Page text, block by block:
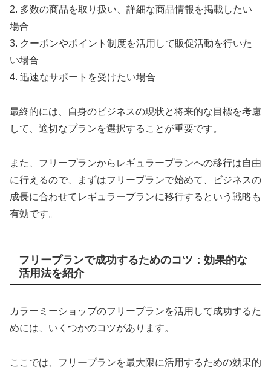
2. 多数の商品を取り扱い、詳細な商品情報を掲載したい
場合
3. クーポンやポイント制度を活用して販促活動を行いた
い場合
4. 迅速なサポートを受けたい場合
最終的には、自身のビジネスの現状と将来的な目標を考慮
して、適切なプランを選択することが重要です。
また、フリープランからレギュラープランへの移行は自由
に行えるので、まずはフリープランで始めて、ビジネスの
成長に合わせてレギュラープランに移行するという戦略も
有効です。
フリープランで成功するためのコツ：効果的な
活用法を紹介
カラーミーショップのフリープランを活用して成功するた
めには、いくつかのコツがあります。
ここでは、フリープランを最大限に活用するための効果的